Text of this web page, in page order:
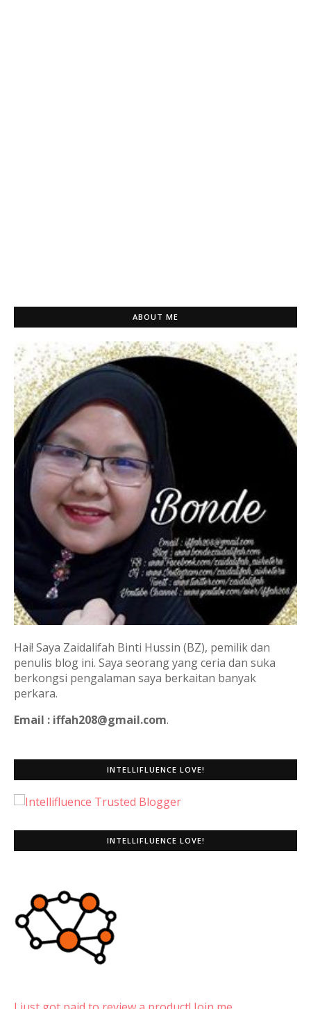
ABOUT ME
Hai! Saya Zaidalifah Binti Hussin (BZ), pemilik dan
penulis blog ini. Saya seorang yang ceria dan suka
berkongsi pengalaman saya berkaitan banyak
perkara.
Email : iffah208@gmail.com.
INTELLIFLUENCE LOVE!
INTELLIFLUENCE LOVE!